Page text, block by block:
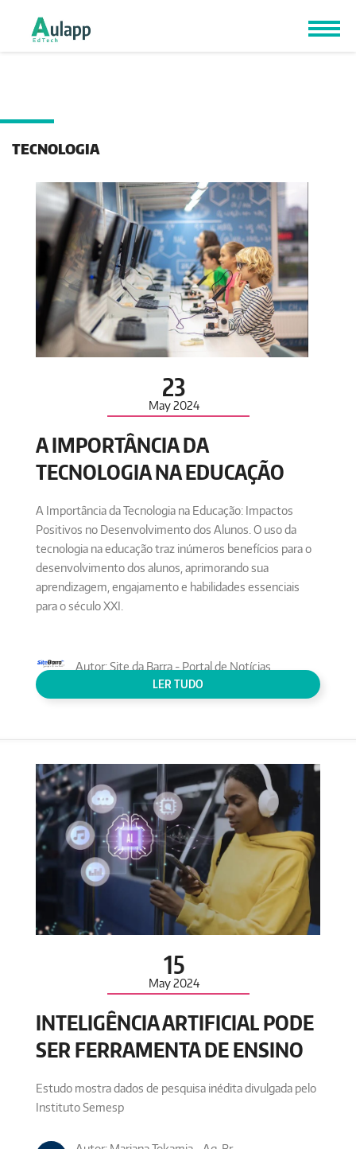
TECNOLOGIA
23
May2024
A IMPORTÂNCIA DA
TECNOLOGIA NA EDUCAÇÃO
A Importância da Tecnologia na Educação: Impactos
Positivos no Desenvolvimento dos Alunos. O uso da
tecnologia na educação traz inúmeros benefícios para o
desenvolvimento dos alunos, aprimorando sua
aprendizagem, engajamento e habilidades essenciais
para o século XXI.
Autor: Site da Barra - Portal de Notícias
TECNOLOGIA
LER TUDO
15
May2024
INTELIGÊNCIA ARTIFICIAL PODE
SER FERRAMENTA DE ENSINO
Estudo mostra dados de pesquisa inédita divulgada pelo
Instituto Semesp